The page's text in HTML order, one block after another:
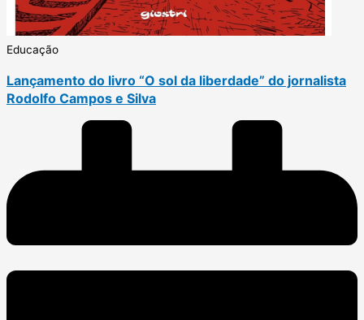
Educação
Lançamento do livro “O sol da liberdade” do jornalista
Rodolfo Campos e Silva